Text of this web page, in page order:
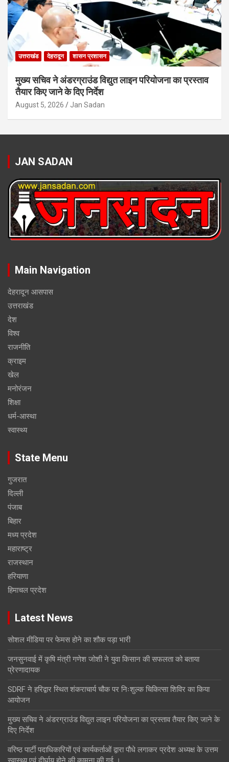
उत्तराखंड देहरादून शासन प्रशासन
मुख्य सचिव ने अंडरग्राउंड विद्युत लाइन परियोजना का प्रस्ताव
तैयार किए जाने के दिए निर्देश
August 5, 2026 Jan Sadan
JAN SADAN
Main Navigation
देहरादून आसपास
उत्तराखंड
देश
विश्व
राजनीति
क्राइम
खेल
मनोरंजन
शिक्षा
धर्म-आस्था
स्वास्थ्य
State Menu
गुजरात
दिल्ली
पंजाब
बिहार
मध्य प्रदेश
महाराष्ट्र
राजस्थान
हरियाणा
हिमाचल प्रदेश
Latest News
सोशल मीडिया पर फेमस होने का शौक पड़ा भारी
जनसुनवाई में कृषि मंत्री गणेश जोशी ने युवा किसान की सफलता को बताया
प्रेरणादायक
SDRF ने हरिद्वार स्थित शंकराचार्य चौक पर निःशुल्क चिकित्सा शिविर का किया
आयोजन
मुख्य सचिव ने अंडरग्राउंड विद्युत लाइन परियोजना का प्रस्ताव तैयार किए जाने के
दिए निर्देश
वरिष्ठ पार्टी पदाधिकारियों एवं कार्यकर्ताओं द्वारा पौधे लगाकर प्रदेश अध्यक्ष के उत्तम